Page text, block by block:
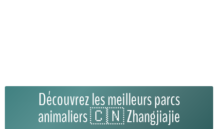
Découvrez les meilleurs parcs
animaliers 🇨🇳 Zhangjiajie